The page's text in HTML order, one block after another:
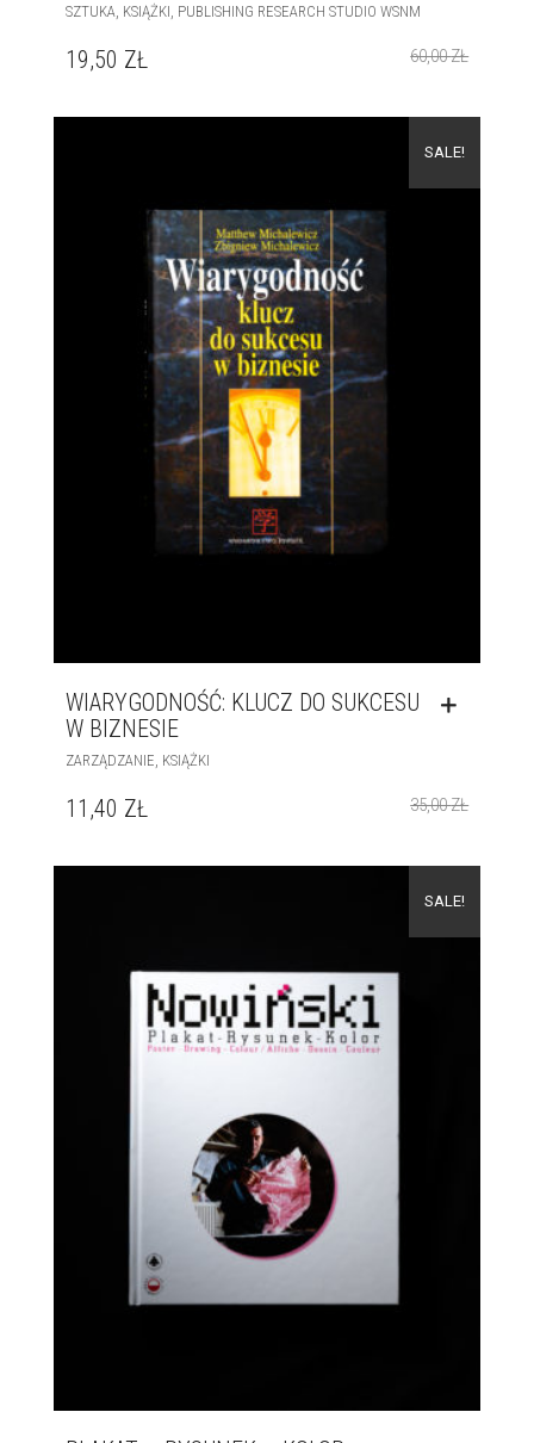
SZTUKA, KSIĄŻKI, PUBLISHING RESEARCH STUDIO WSNM
60,00ZŁ
19,50 ZŁ
SALE!
WIARYGODNOŚĆ: KLUCZ DO SUKCESU
W BIZNESIE
ZARZĄDZANIE KSIĄŻKI
35,00ZŁ
11,40 ZŁ
SALE!